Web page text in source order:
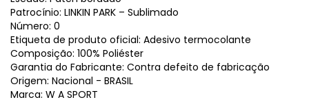
Patrocínio: LINKIN PARK – Sublimado
Número: 0
Etiqueta de produto oficial: Adesivo termocolante
Composição: 100% Poliéster
Garantia do Fabricante: Contra defeito de fabricação
Origem: Nacional - BRASIL
Marca: W A SPORT